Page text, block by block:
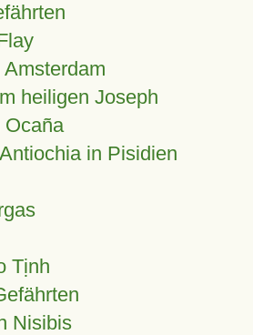
heiligen Joseph
Ocaña
in Pisidien
Tịnh
Nisibis